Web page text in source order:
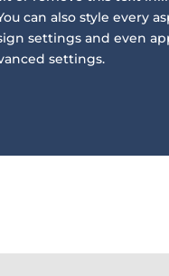
can also style every
settings and even
settings.